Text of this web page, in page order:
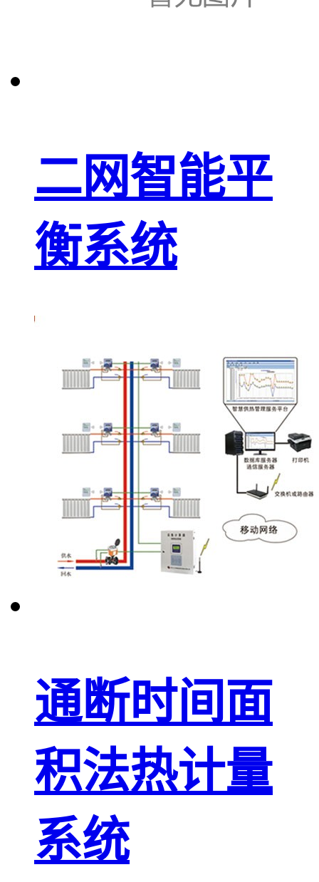
二网智能平
衡系统
通断时间面
积法热计量
系统